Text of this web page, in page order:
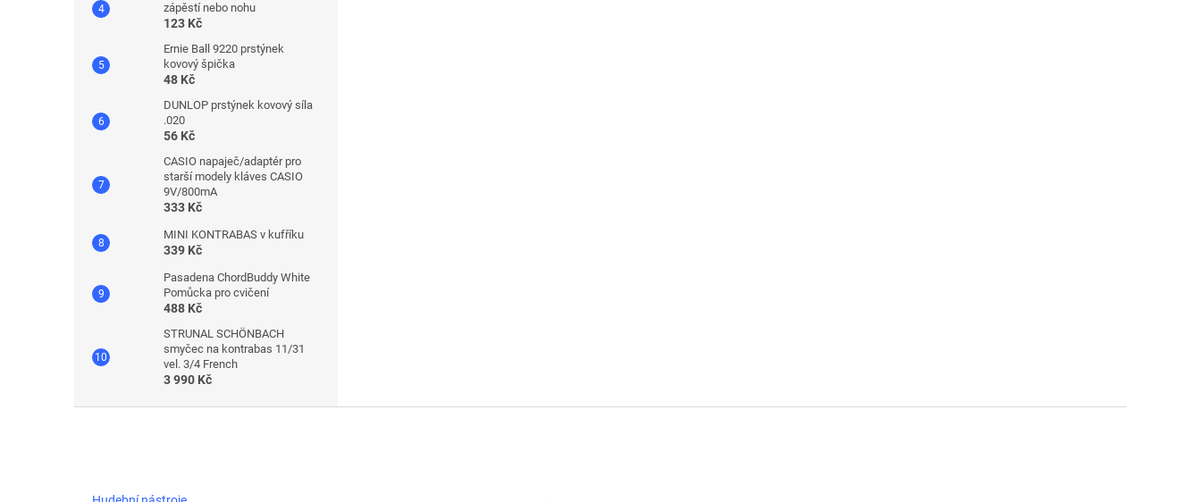
zápěstí nebo nohu
123 Kč
Ernie Ball 9220 prstýnek
kovový špička
48 Kč
DUNLOP prstýnek kovový síla
.020
56 Kč
CASIO napaječ/adaptér pro
starší modely kláves CASIO
9V/800mA
333 Kč
MINI KONTRABAS v kufříku
339 Kč
Pasadena ChordBuddy White
Pomůcka pro cvičení
488 Kč
STRUNAL SCHÖNBACH
smyčec na kontrabas 11/31
vel. 3/4 French
3 990 Kč